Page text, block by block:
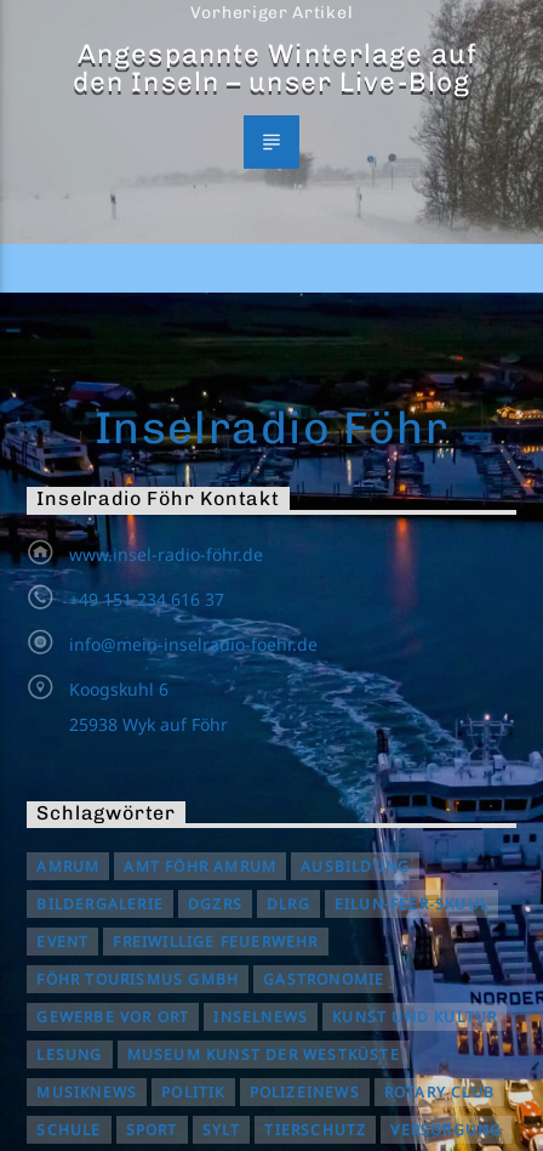
Vorheriger Artikel
Angespannte Winterlage auf
den Inseln – unser Live-Blog
Inselradio Föhr
Inselradio Föhr Kontakt
www.insel-radio-föhr.de
+49 151 234 616 37
info@mein-inselradio-foehr.de
Koogskuhl 6
25938 Wyk auf Föhr
Schlagwörter
AMRUM AMT FÖHR AMRUM
AUSBILDUNG
BILDERGALERIE
DGZRS DLRG
EILUN-FEER-SKUUL
EVENT
FREIWILLIGE FEUERWEHR
FÖHR TOURISMUS GMBH
GASTRONOMIE
GEWERBE VOR ORT
INSELNEWS
KUNST UND KULTUR
LESUNG
MUSEUM KUNST DER WESTKÜSTE
MUSIKNEWS
POLITIK POLIZEINEWS
ROTARY CLUB
SCHULE
SPORT SYLT TIERSCHUTZ VERSORGUNG